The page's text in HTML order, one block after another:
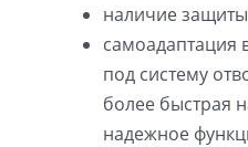
наличие
самоадаптация
под систему
более быстрая
надежное